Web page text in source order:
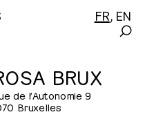
FR EN
BRUX
de l’Autonomie 9
Bruxelles